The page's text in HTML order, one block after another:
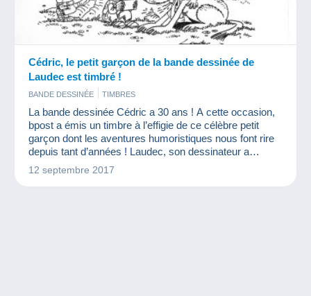
Cédric, le petit garçon de la bande dessinée de
Laudec est timbré !
BANDE DESSINÉE TIMBRES
La bande dessinée Cédric a 30 ans ! A cette occasion,
bpost a émis un timbre à l’effigie de ce célèbre petit
garçon dont les aventures humoristiques nous font rire
depuis tant d’années ! Laudec, son dessinateur a
accepté de répondre à nos questions lors d’une
interview dans le cadre de la sortie du 30ème album de
12 septembre 2017